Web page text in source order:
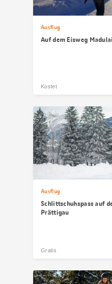
Ausflug
Auf dem Eisweg
Kostet
Ausflug
Schlittschuhspass auf
Prättigau
Gratis